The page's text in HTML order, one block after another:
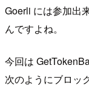
Goerli には参加出
んですよね。
今回は
次のようにブロッ